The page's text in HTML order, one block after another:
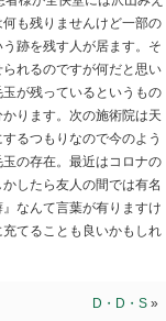
ク
われるような患
んどの患者様は
には必ず」とい
？」と考えさせ